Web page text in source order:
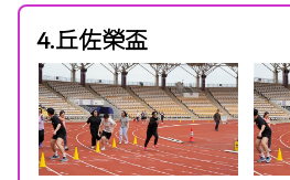
4.丘佐榮盃